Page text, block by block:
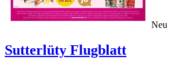
Neu
Sutterlüty Flugblatt